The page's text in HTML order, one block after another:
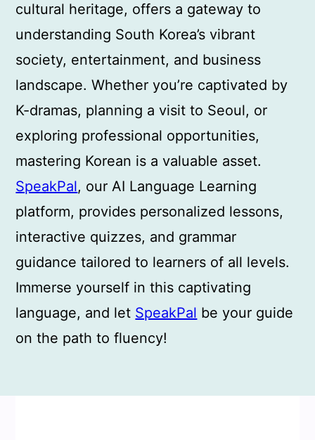
cultural heritage, offers a gateway to
understanding South Korea’s vibrant
society, entertainment, and business
landscape. Whether you’re captivated by
K-dramas, planning a visit to Seoul, or
exploring professional opportunities,
mastering Korean is a valuable asset.
SpeakPal, our AI Language Learning
platform, provides personalized lessons,
interactive quizzes, and grammar
guidance tailored to learners of all levels.
Immerse yourself in this captivating
language, and let SpeakPal be your guide
on the path to fluency!